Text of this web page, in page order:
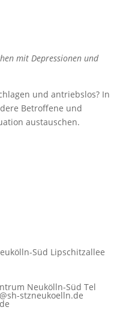
mit Depressionen und
und antriebslos? In
Betroffene und
austauschen.
Süd Lipschitzallee
Neukölln-Süd Tel
stzneukoelln.de